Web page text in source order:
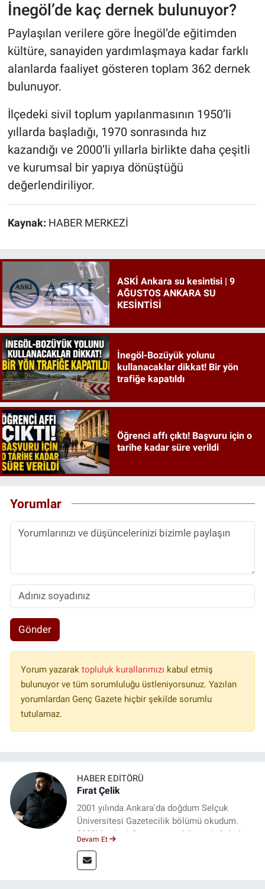
İnegöl’de kaç dernek bulunuyor?
Paylaşılan verilere göre İnegöl’de eğitimden
kültüre, sanayiden yardımlaşmaya kadar farklı
alanlarda faaliyet gösteren toplam 362 dernek
bulunuyor.
İlçedeki sivil toplum yapılanmasının 1950’li
yıllarda başladığı, 1970 sonrasında hız
kazandığı ve 2000’li yıllarla birlikte daha çeşitli
ve kurumsal bir yapıya dönüştüğü
değerlendiriliyor.
Kaynak: HABER MERKEZİ
ASKİ Ankara su kesintisi | 9
AĞUSTOS ANKARA SU
KESİNTİSİ
İnegöl-Bozüyük yolunu
kullanacaklar dikkat! Bir yön
trafiğe kapatıldı
Öğrenci affı çıktı! Başvuru için o
tarihe kadar süre verildi
Yorumlar
Gönder
Yorum yazarak topluluk kurallarımızı kabul etmiş
bulunuyor ve tüm sorumluluğu üstleniyorsunuz. Yazılan
yorumlardan Genç Gazete hiçbir şekilde sorumlu
tutulamaz.
HABER EDITÖRÜ
Fırat Çelik
2001 yılında Ankara'da doğdum Selçuk
Üniversitesi Gazetecilik bölümü okudum.
2023'den beri Genç gazete bünyesinde haber
Devam Et